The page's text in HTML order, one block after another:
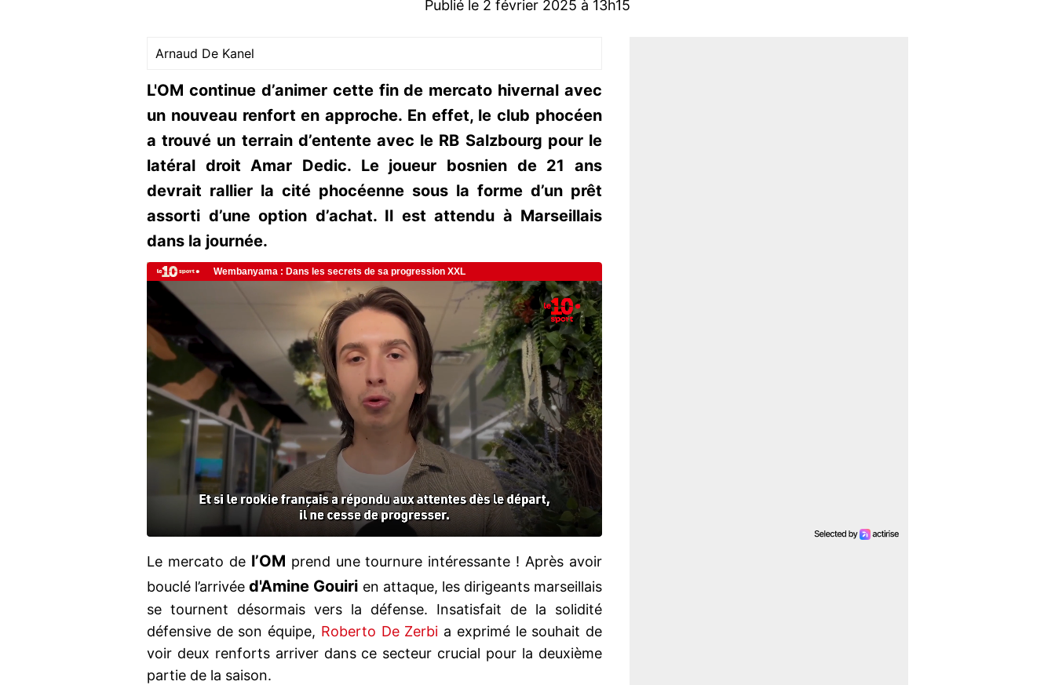
Publié le 2 février 2025 à 13h15
Arnaud De Kanel
L'OM continue d’animer cette fin de mercato hivernal avec
un nouveau renfort en approche. En effet, le club phocéen
a trouvé un terrain d’entente avec le RB Salzbourg pour le
latéral droit Amar Dedic. Le joueur bosnien de 21 ans
devrait rallier la cité phocéenne sous la forme d’un prêt
assorti d’une option d’achat. Il est attendu à Marseillais
dans la journée.
Le mercato de l’OM prend une tournure intéressante ! Après avoir
bouclé l’arrivéed'Amine Gouiri en attaque, les dirigeants marseillais
se tournent désormais vers la défense. Insatisfait de la solidité
défensive de son équipe, Roberto De Zerbi a exprimé le souhait de
voir deux renforts arriver dans ce secteur crucial pour la deuxième
partie de la saison.